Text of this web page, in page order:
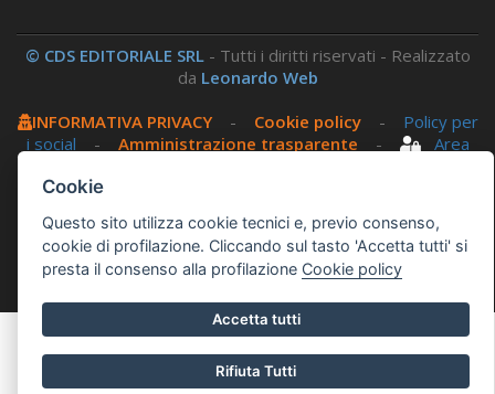
© CDS EDITORIALE SRL - Tutti i diritti riservati - Realizzato
da Leonardo Web
INFORMATIVA PRIVACY- Cookie policy- Policy per
i social - Amministrazione trasparente -
Area
Questo sito utilizza, nella versione per UTENTI CON
DISLESSIA,Biancoenero ®, una font italiana ad Alta
Leggibilità.
Cookie
Questo sito utilizza cookie tecnici e, previo consenso,
cookie di profilazione. Cliccando sul tasto 'Accetta tutti' si
presta il consenso alla profilazione Cookie policy
Accetta tutti
Rifiuta Tutti